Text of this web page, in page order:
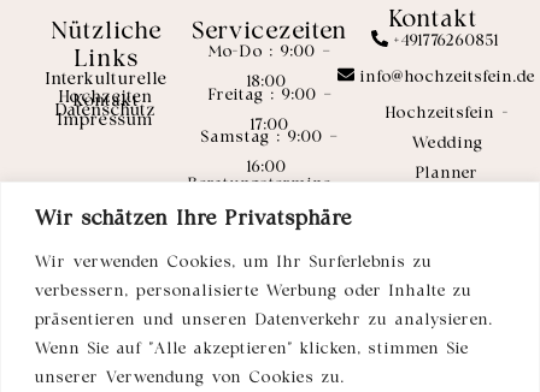
Wir schätzen Ihre Privatsphäre
Wir verwenden Cookies, um Ihr Surferlebnis zu
verbessern, personalisierte Werbung oder Inhalte zu
präsentieren und unseren Datenverkehr zu analysieren.
Wenn Sie auf "Alle akzeptieren" klicken, stimmen Sie
unserer Verwendung von Cookies zu.
Nützliche
Links
Interkulturelle
Hochzeiten
Kontakt
Datenschutz
Impressum
Servicezeiten
Mo-Do : 9:00 –
18:00
Freitag : 9:00 –
17:00
Samstag : 9:00 –
16:00
Beratungstermine
nach Vereinbarung
Kontakt
+491776260851
info@hochzeitsfein.de
Hochzeitsfein -
Wedding
Planner
Serifov
Inselstraße 24
40479
Düsseldorf